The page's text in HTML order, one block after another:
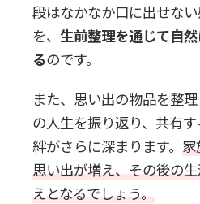
段はなかなか口に出せな
を、 生前整理を通じて自
るのです。
また、思い出の物品を整
の人生を振り返り、共有
絆がさらに深まります。 家
思い出が増え、その後の
えとなるでしょう。